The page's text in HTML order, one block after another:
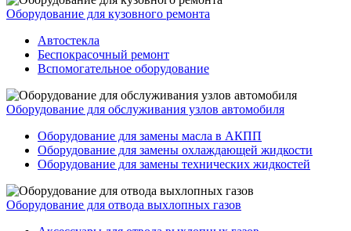
Оборудование для кузовного ремонта
Автостекла
Беспокрасочный ремонт
Вспомогательное оборудование
Оборудование для обслуживания узлов автомобиля
Оборудование для замены масла в АКПП
Оборудование для замены охлаждающей жидкости
Оборудование для замены технических жидкостей
Оборудование для отвода выхлопных газов